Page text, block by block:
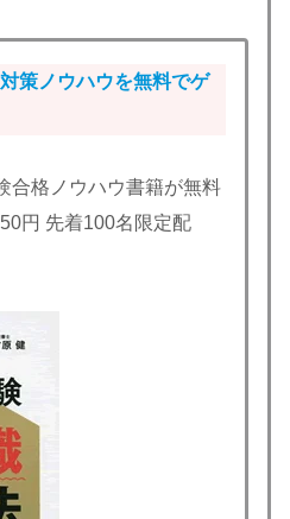
策ノウハウを無料でゲ
合格ノウハウ書籍が無料
円 先着100名限定配